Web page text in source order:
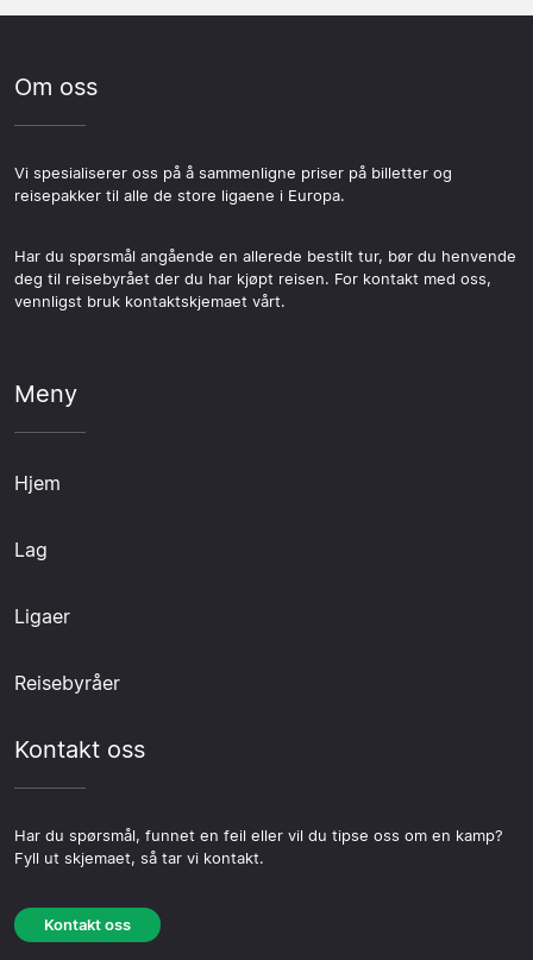
Om oss
Vi spesialiserer oss på å sammenligne priser på billetter og
reisepakker til alle de store ligaene i Europa.
Har du spørsmål angående en allerede bestilt tur, bør du henvende
deg til reisebyrået der du har kjøpt reisen. For kontakt med oss,
vennligst bruk kontaktskjemaet vårt.
Meny
Hjem
Lag
Ligaer
Reisebyråer
Kontakt oss
Har du spørsmål, funnet en feil eller vil du tipse oss om en kamp?
Fyll ut skjemaet, så tar vi kontakt.
Kontakt oss